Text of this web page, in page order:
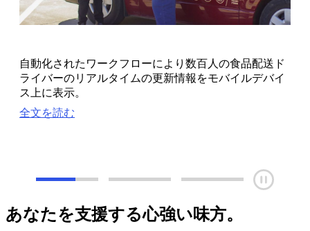
自動化されたワークフローにより数百人の食品配送ド
ライバーのリアルタイムの更新情報をモバイルデバイ
ス上に表示。
全文を読む
あなたを支援する心強い味方。